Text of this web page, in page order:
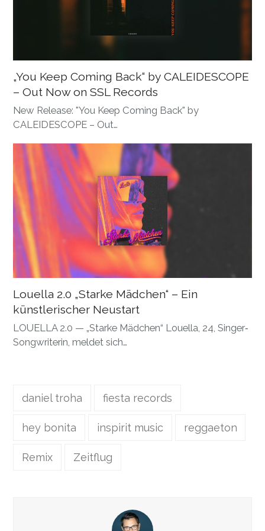
„You Keep Coming Back“ by CALEIDESCOPE
– Out Now on SSL Records
New Release: "You Keep Coming Back" by
CALEIDESCOPE – Out…
Louella 2.0 „Starke Mädchen“ – Ein
künstlerischer Neustart
LOUELLA 2.0 — „Starke Mädchen“ Louella, 24, Singer‐
Songwriterin, meldet sich…
daniel troha fiesta records
hey bonita inspirit music reggaeton
Remix Zeitflug